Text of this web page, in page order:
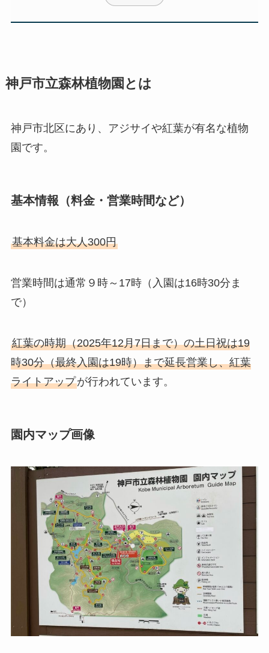
神戸市立森林植物園とは
神戸市北区にあり、アジサイや紅葉が有名な植物
園です。
基本情報（料金・営業時間など）
基本料金は大人300円
営業時間は通常９時～17時（入園は16時30分ま
で）
紅葉の時期（2025年12月7日まで）の土日祝は19
時30分（最終入園は19時）まで延長営業し、紅葉
ライトアップが行われています。
園内マップ画像